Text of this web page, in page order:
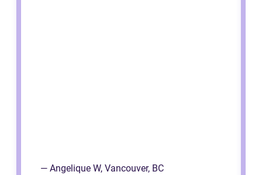
— Angelique W, Vancouver, BC